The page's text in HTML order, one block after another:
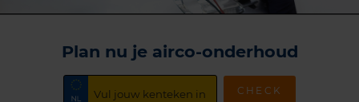
Plan nu je airco-onderhoud
CHECK